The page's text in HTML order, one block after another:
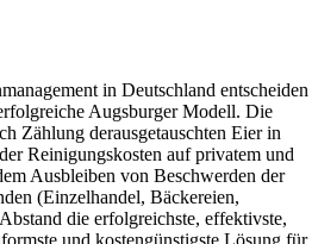
in Deutschland entscheiden
Augsburger Modell. Die
Zählung derausgetauschten Eier in
Reinigungskosten auf privatem und
Ausbleiben von Beschwerden der
(Einzelhandel, Bäckereien,
die erfolgreichste, effektivste,